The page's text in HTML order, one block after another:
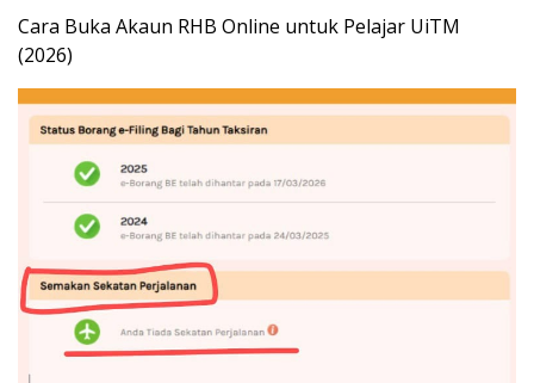
Cara Buka Akaun RHB Online untuk Pelajar UiTM
(2026)